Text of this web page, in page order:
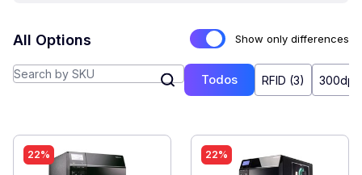
Show only differences
All Options
Todos RFID (3) 300dpi
22% 22%